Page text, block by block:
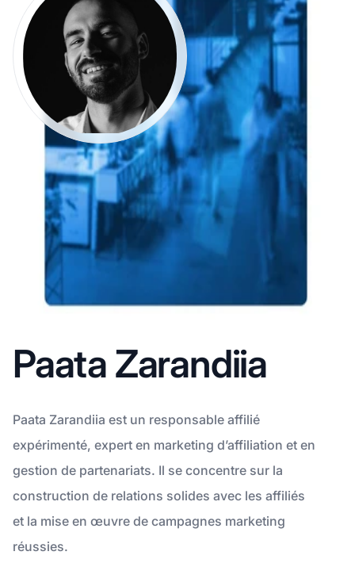
Paata Zarandiia
Paata Zarandiia est un responsable affilié
expérimenté, expert en marketing d’affiliation et en
gestion de partenariats. Il se concentre sur la
construction de relations solides avec les affiliés
et la mise en œuvre de campagnes marketing
réussies.